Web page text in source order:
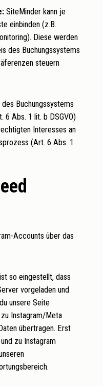
SiteMinder kann je
einbinden (z.B.
Diese werden
des Buchungssystems
steuern
Buchungssystems
Abs. 1 lit. b DSGVO)
Interesses an
(Art. 6 Abs. 1
Accounts über das
so eingestellt, dass
vorgeladen und
unsere Seite
Instagram/Meta
übertragen. Erst
zu Instagram